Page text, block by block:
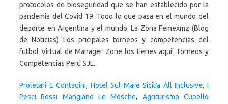
protocolos de bioseguridad que se han establecido por la
pandemia del Covid 19. Todo lo que pasa en el mundo del
deporte en Argentina y el mundo. La Zona Femexmz (Blog
de Noticias) Los pricipales torneos y competencias del
futbol Virtual de Manager Zone los tienes aqui! Torneos y
Competencias Perú SJL.
Proletari E Contadini, Hotel Sul Mare Sicilia All Inclusive,I
Pesci Rossi Mangiano Le Mosche, Agriturismo Cupello